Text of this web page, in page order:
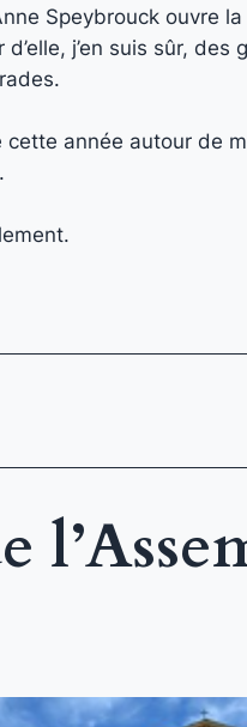
Speybrouck ouvre
j’en suis sûr,
année autour de